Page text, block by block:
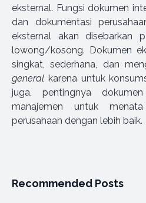
eksternal. Fungsi dokumen
dan dokumentasi
eksternal akan disebarkan
lowong/kosong. Dokumen
singkat, sederhana, dan
general karena untuk
juga, pentingnya
manajemen untuk
perusahaan dengan lebih baik.
Recommended Posts